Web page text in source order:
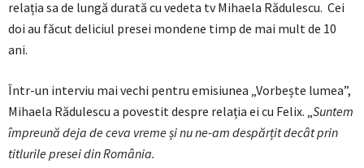
relația sa de lungă durată cu vedeta tv Mihaela Rădulescu. Cei
doi au făcut deliciul presei mondene timp de mai mult de 10
ani.
Într-un interviu mai vechi pentru emisiunea „Vorbește lumea”,
Mihaela Rădulescu a povestit despre relația ei cu Felix. „ Suntem
împreună deja de ceva vreme și nu ne-am despărțit decât prin
titlurile presei din România.